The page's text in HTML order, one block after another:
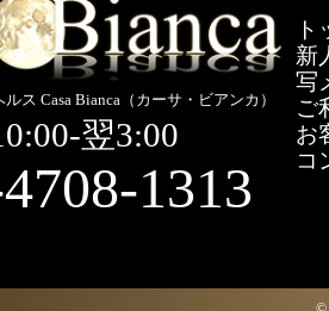
ス Casa Bianca（カーサ・ビアンカ）
翌3:00
1313
ト
新
写
ご
お
コ